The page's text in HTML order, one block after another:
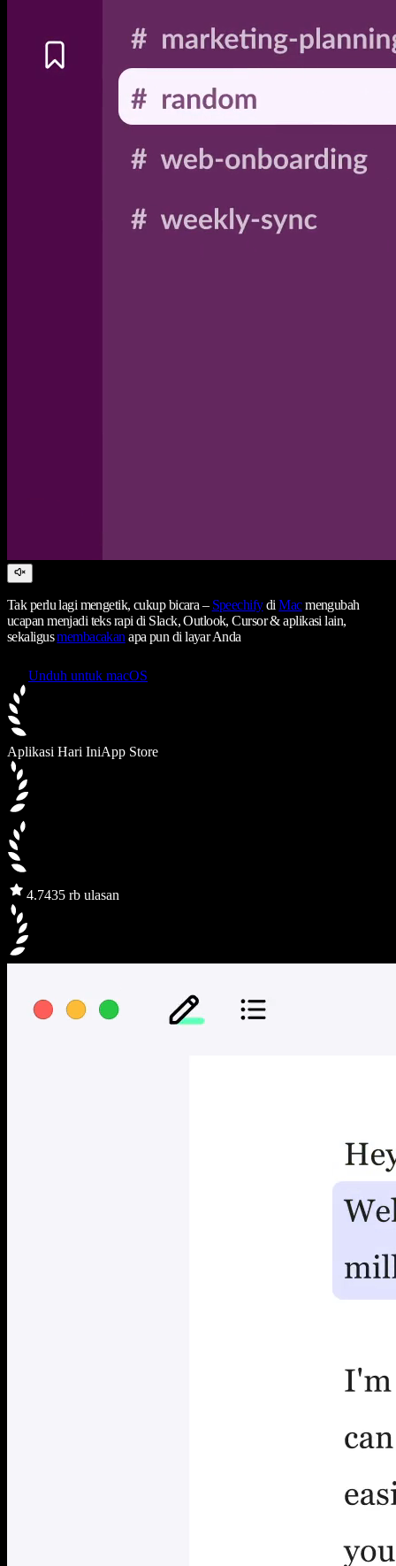
Tak perlu lagi mengetik, cukup bicara – SpeechifydiMacmengubah
ucapan menjadi teks rapi di Slack, Outlook, Cursor & aplikasi lain,
sekaligusmembacakan apa pun di layar Anda
Unduh untuk macOS
Aplikasi Hari IniApp Store
4.7435 rb ulasan